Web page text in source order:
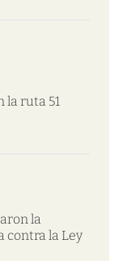
la ruta 51
la
contra la Ley